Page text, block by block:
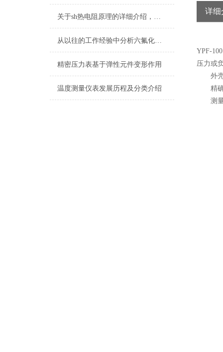
关于sh热电阻原理的详细介绍，记得收藏哦
从以往的工作经验中分析六氟化硫压力表可能遇到的问题
精密压力表基于弹性元件变形作用
温度测量仪表发展历程及分类介绍
详细
YPF-
压力或
外壳
精确
测量